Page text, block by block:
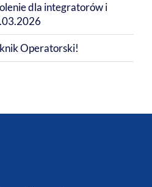
dla integratorów i
Operatorski!